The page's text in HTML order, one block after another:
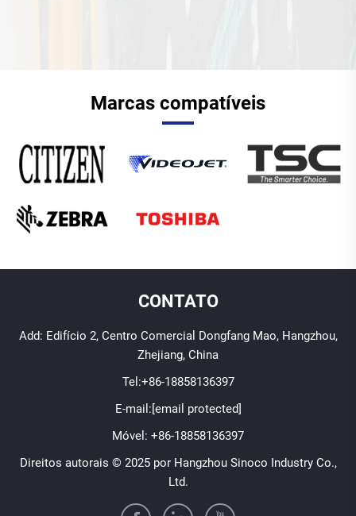
Marcas compatíveis
CONTATO
Add: Edifício 2, Centro Comercial Dongfang Mao, Hangzhou,
Zhejiang, China
Tel:+86-18858136397
E-mail:[email protected]
Móvel: +86-18858136397
Direitos autorais © 2025 por Hangzhou Sinoco Industry Co.,
Ltd.